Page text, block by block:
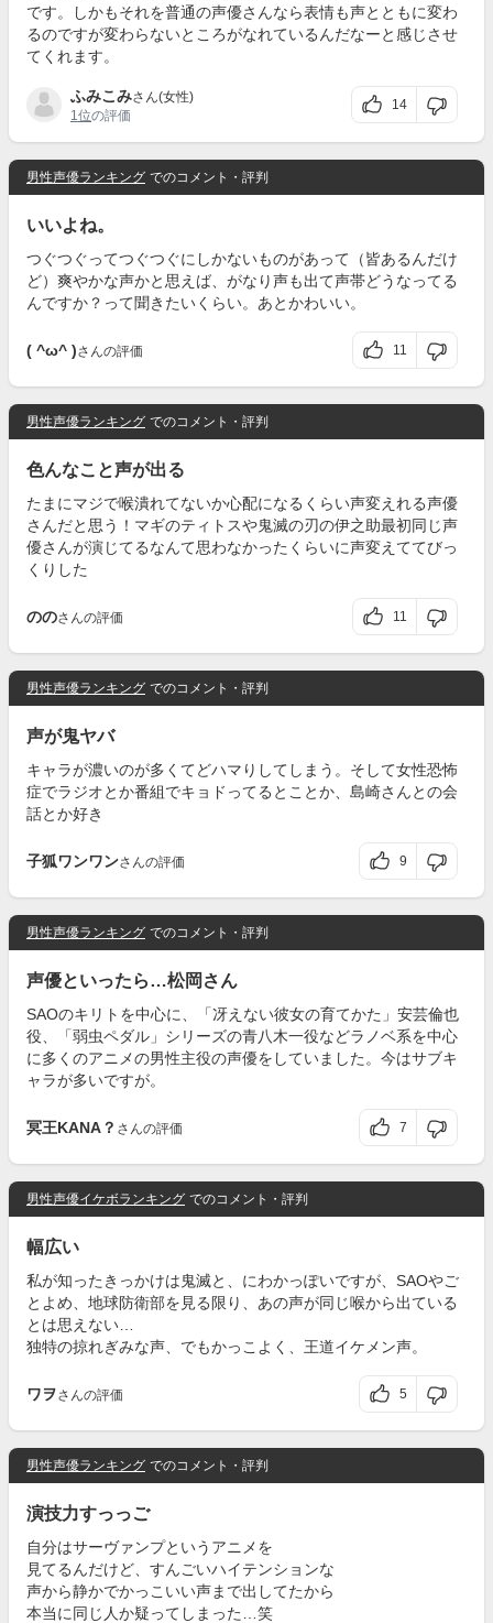
です。しかもそれを普通の声優さんなら表情も声とともに変わ
るのですが変わらないところがなれているんだなーと感じさせ
てくれます。
ふみこみさん(女性)
1位の評価
14
男性声優ランキング でのコメント・評判
いいよね。
つぐつぐってつぐつぐにしかないものがあって（皆あるんだけ
ど）爽やかな声かと思えば、がなり声も出て声帯どうなってる
んですか？って聞きたいくらい。あとかわいい。
( ^ω^ )さんの評価 11
男性声優ランキング でのコメント・評判
色んなこと声が出る
たまにマジで喉潰れてないか心配になるくらい声変えれる声優
さんだと思う！マギのティトスや鬼滅の刃の伊之助最初同じ声
優さんが演じてるなんて思わなかったくらいに声変えててびっ
くりした
ののさんの評価 11
男性声優ランキング でのコメント・評判
声が鬼ヤバ
キャラが濃いのが多くてどハマりしてしまう。そして女性恐怖
症でラジオとか番組でキョドってるとことか、島崎さんとの会
話とか好き
子狐ワンワンさんの評価 9
男性声優ランキング でのコメント・評判
声優といったら…松岡さん
SAOのキリトを中心に、「冴えない彼女の育てかた」安芸倫也
役、「弱虫ペダル」シリーズの青八木一役などラノベ系を中心
に多くのアニメの男性主役の声優をしていました。今はサブキ
ャラが多いですが。
冥王KANA？ さんの評価 7
男性声優イケボランキング でのコメント・評判
幅広い
私が知ったきっかけは鬼滅と、にわかっぽいですが、SAOやご
とよめ、地球防衛部を見る限り、あの声が同じ喉から出ている
とは思えない…
独特の掠れぎみな声、でもかっこよく、王道イケメン声。
ワヲさんの評価 5
男性声優ランキング でのコメント・評判
演技力すっっご
自分はサーヴァンプというアニメを
見てるんだけど、すんごいハイテンションな
声から静かでかっこいい声まで出してたから
本当に同じ人か疑ってしまった…笑